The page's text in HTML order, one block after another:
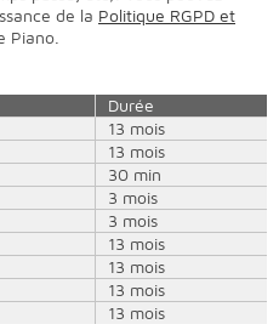
de la Politique RGPD et
Piano.
Durée
13 mois
13 mois
30 min
3 mois
3 mois
13 mois
13 mois
13 mois
13 mois